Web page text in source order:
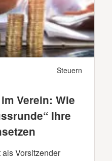
Steuern
Verein: Wie
Ihre
Vorsitzender